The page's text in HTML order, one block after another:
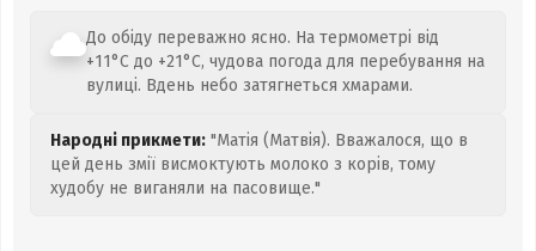
До обіду переважно ясно. На термометрі від
+11°C до +21°C, чудова погода для перебування на
вулиці. Вдень небо затягнеться хмарами.
Народні прикмети: "Матія (Матвія). Вважалося, що в
цей день змії висмоктують молоко з корів, тому
худобу не виганяли на пасовище."